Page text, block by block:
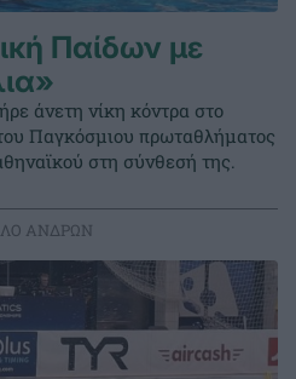
Παίδων με
άνετη νίκη κόντρα στο
Παγκόσμιου πρωταθλήματος
στη σύνθεσή της.
ΑΝΔΡΩΝ